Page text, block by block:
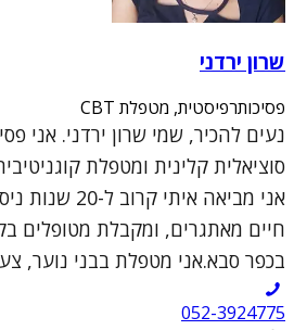
שרון ירדני
פסיכותרפיסטית, מטפלת CBT
נעים להכיר, שמי שרון ירדני. אני
אני מביאה איתי
חיים מאתגרים, ומקבלת מטופלים
בכפר סבא.אני מטפלת בבני נוער,
052-3924775